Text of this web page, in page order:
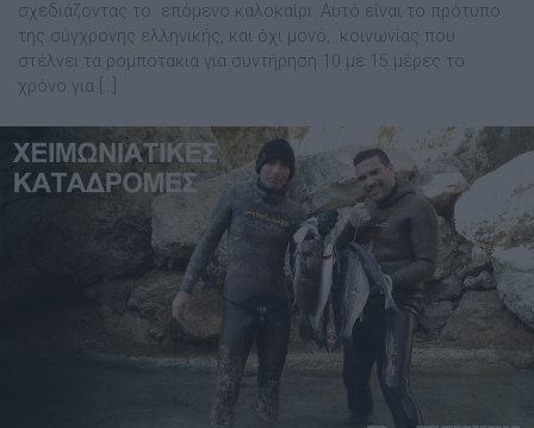
σχεδιάζοντας το επόμενο καλοκαίρι. Αυτό είναι το πρότυπο
της σύγχρονης ελληνικής, και όχι μονό, κοινωνίας που
στέλνει τα ρομποτακια για συντήρηση 10 με 15 μέρες το
χρόνο για […]